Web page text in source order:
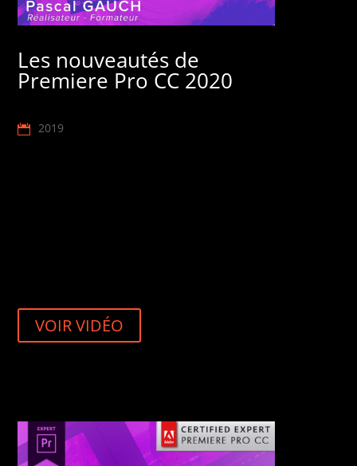
Les nouveautés de
Premiere Pro CC 2020
2019
VOIR VIDÉO